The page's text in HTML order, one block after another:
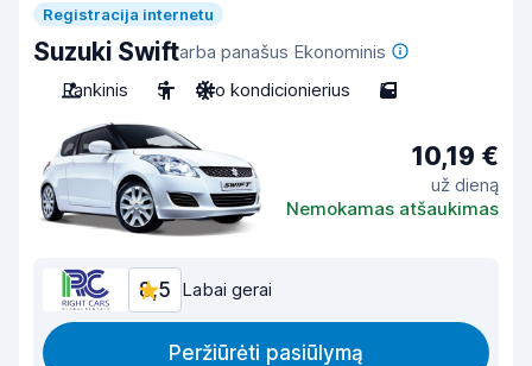
Registracija internetu
Suzuki Swiftarba panašus Ekonominis
Rankinis
5 Oro kondicionierius 5
10,19 €
už dieną
Nemokamas atšaukimas
8,5 Labai gerai
Peržiūrėti pasiūlymą